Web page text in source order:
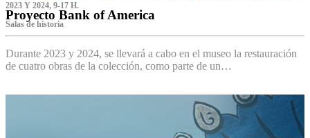
2023 Y 2024, 9-17 H.
Proyecto Bank of America
S‌alas de historia
Durante 2023 y 2024, se llevará a cabo en el museo la restauración
de cuatro obras de la colección, como parte de un…